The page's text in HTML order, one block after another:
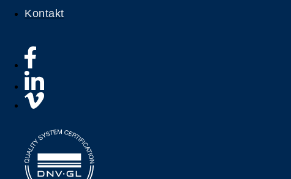
Kontakt